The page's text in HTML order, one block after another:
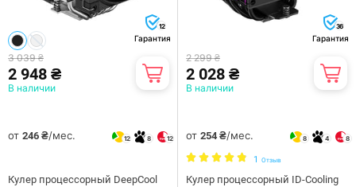
12
Гарантия
3 039 ₴
2 948 ₴
В наличии
от 246 ₴/мес. 12 8 12
Кулер процессорный DeepCool
36
Гарантия
2 299 ₴
2 028 ₴
В наличии
от 254 ₴/мес. 8 4 8
1 Отзыв
Кулер процессорный ID-Cooling